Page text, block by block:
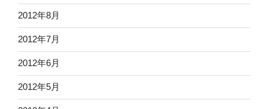
2012年8月
2012年7月
2012年6月
2012年5月